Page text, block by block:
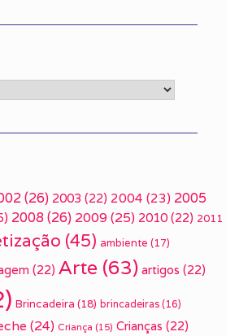
(26) 2003 (22) 2004 (23) 2005
2008(26) 2009(25) 2010 (22) 2011
(45) ambiente (17)
(22) Arte (63) artigos (22)
Brincadeira (18) brincadeiras (16)
(24) Criança (15) Crianças (22)